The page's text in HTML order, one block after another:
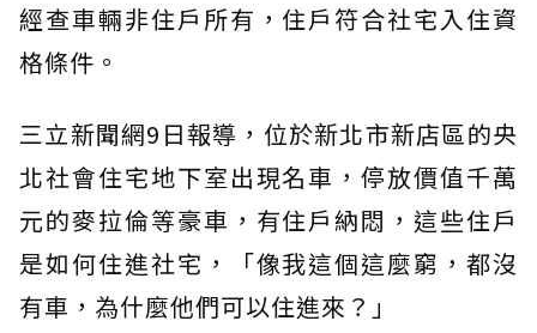
經查車輛非住戶所有，住戶符合社宅入住資
格條件。
三立新聞網9日報導，位於新北市新店區的央
北社會住宅地下室出現名車，停放價值千萬
元的麥拉倫等豪車，有住戶納悶，這些住戶
是如何住進社宅，「像我這個這麼窮，都沒
有車，為什麼他們可以住進來？」